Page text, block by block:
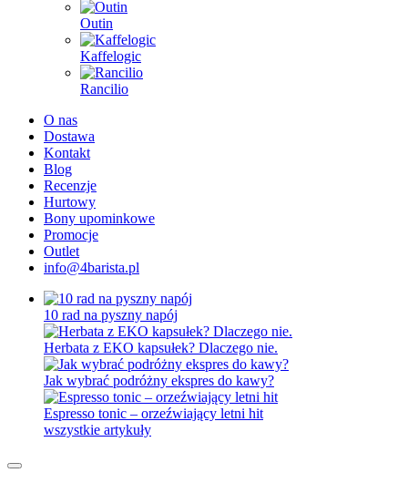
Outin
Kaffelogic
Rancilio
O nas
Dostawa
Kontakt
Blog
Recenzje
Hurtowy
Bony upominkowe
Promocje
Outlet
info@4barista.pl
10 rad na pyszny napój
Herbata z EKO kapsułek? Dlaczego nie.
Jak wybrać podróżny ekspres do kawy?
Espresso tonic – orzeźwiający letni hit
wszystkie artykuły